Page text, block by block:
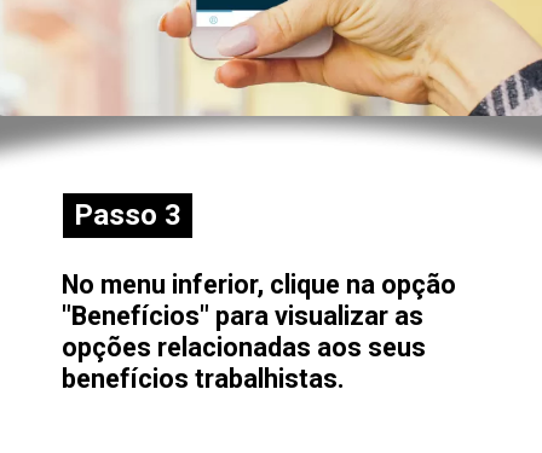
No menu inferior, clique na opção
"Benefícios" para visualizar as
opções relacionadas aos seus
benefícios trabalhistas.
Passo 3
Passo 3